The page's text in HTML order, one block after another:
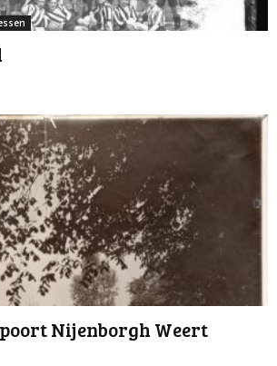
Nijenborgh Weert